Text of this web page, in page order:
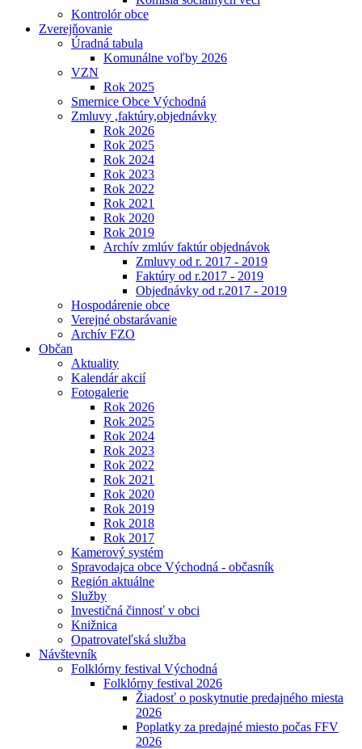
Kontrolór obce
Zverejňovanie
Úradná tabula
Komunálne voľby 2026
VZN
Rok 2025
Smernice Obce Východná
Zmluvy ,faktúry,objednávky
Rok 2026
Rok 2025
Rok 2024
Rok 2023
Rok 2022
Rok 2021
Rok 2020
Rok 2019
Archív zmlúv faktúr objednávok
Zmluvy od r. 2017 - 2019
Faktúry od r.2017 - 2019
Objednávky od r.2017 - 2019
Hospodárenie obce
Verejné obstarávanie
Archív FZO
Občan
Aktuality
Kalendár akcií
Fotogalerie
Rok 2026
Rok 2025
Rok 2024
Rok 2023
Rok 2022
Rok 2021
Rok 2020
Rok 2019
Rok 2018
Rok 2017
Kamerový systém
Spravodajca obce Východná - občasník
Región aktuálne
Služby
Investičná činnosť v obci
Knižnica
Opatrovateľská služba
Návštevník
Folklórny festival Východná
Folklórny festival 2026
Žiadosť o poskytnutie predajného miesta
2026
Poplatky za predajné miesto počas FFV
2026